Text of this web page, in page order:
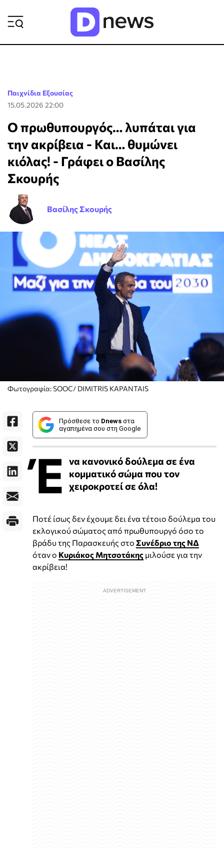
Παιχνίδια Εξουσίας
15.05.2026 22:00
Ο πρωθυπουργός… λυπάται για
την ακρίβεια - Και… θυμώνει
κιόλας! - Γράφει ο Βασίλης
Σκουρής
Βασίλης Σκουρής
Φωτογραφία: SOOC/ DIMITRIS KAPANTAIS
Πρόσθεσε το Dnews στα
αγαπημένα σου στη Google
Έ να κανονικό δούλεμα σε ένα
κομματικό σώμα που τον
χειροκροτεί σε όλα!
Ποτέ ίσως δεν έχουμε δει ένα τέτοιο δούλεμα του
εκλογικού σώματος από πρωθυπουργό όσο το
βράδυ της Παρασκευής στο Συνέδριο της ΝΔ
όταν ο Κυριάκος Μητσοτάκης μιλούσε για την
ακρίβεια!